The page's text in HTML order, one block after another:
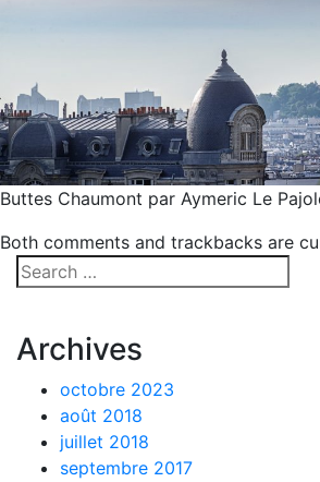
Buttes Chaumont par Aymeric Le
Both comments and trackbacks are
Archives
octobre 2023
août 2018
juillet 2018
septembre 2017